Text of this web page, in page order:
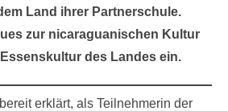
Land ihrer Partnerschule.
zur nicaraguanischen Kultur
des Landes ein.
erklärt, als Teilnehmerin der